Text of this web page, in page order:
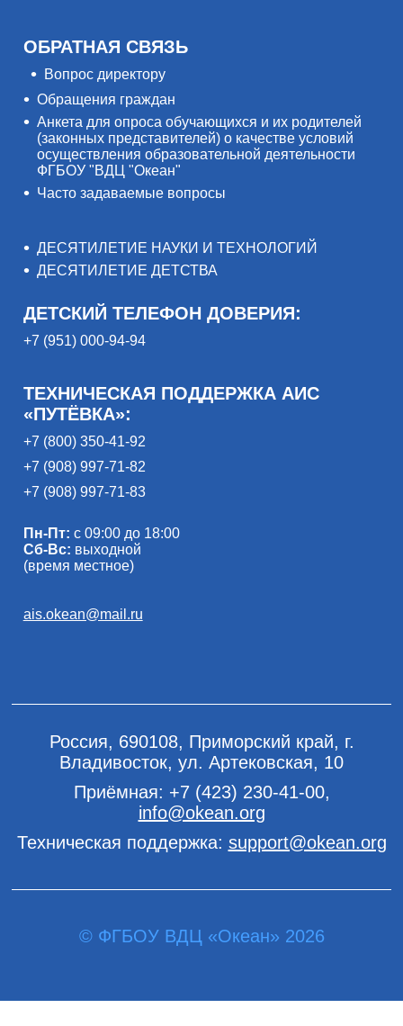
ОБРАТНАЯ СВЯЗЬ
Вопрос директору
Обращения граждан
Анкета для опроса обучающихся и их родителей
(законных представителей) о качестве условий
осуществления образовательной деятельности
ФГБОУ "ВДЦ "Океан"
Часто задаваемые вопросы
ДЕСЯТИЛЕТИЕ НАУКИ И ТЕХНОЛОГИЙ
ДЕСЯТИЛЕТИЕ ДЕТСТВА
ДЕТСКИЙ ТЕЛЕФОН ДОВЕРИЯ:
+7 (951) 000-94-94
ТЕХНИЧЕСКАЯ ПОДДЕРЖКА АИС
«ПУТЁВКА»:
+7 (800) 350-41-92
+7 (908) 997-71-82
+7 (908) 997-71-83
Пн-Пт: с 09:00 до 18:00
Сб-Вс: выходной
(время местное)
ais.okean@mail.ru
Россия, 690108, Приморский край, г.
Владивосток, ул. Артековская, 10
Приёмная: +7 (423) 230-41-00,
info@okean.org
Техническая поддержка: support@okean.org
© ФГБОУ ВДЦ «Океан» 2026